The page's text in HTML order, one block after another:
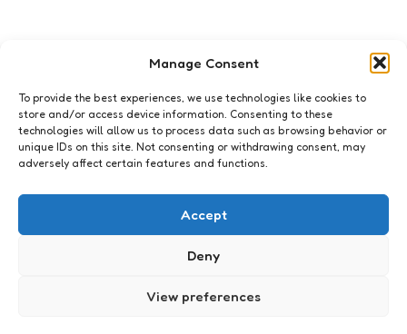
Manage Consent
To provide the best experiences, we use technologies like cookies to
store and/or access device information. Consenting to these
technologies will allow us to process data such as browsing behavior or
unique IDs on this site. Not consenting or withdrawing consent, may
adversely affect certain features and functions.
Accept
Deny
View preferences
Subscribe to my newsletter!
The never ending weblog est. 2001